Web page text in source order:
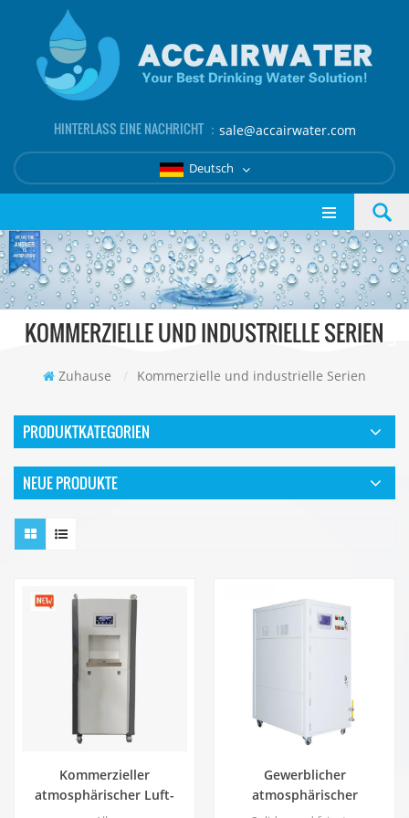
HINTERLASS EINE NACHRICHT ： sale@accairwater.com
Deutsch
KOMMERZIELLE UND INDUSTRIELLE SERIEN
Zuhause / Kommerzielle und industrielle Serien
PRODUKTKATEGORIEN
NEUE PRODUKTE
Kommerzieller
atmosphärischer Luft-
Gewerblicher
atmosphärischer